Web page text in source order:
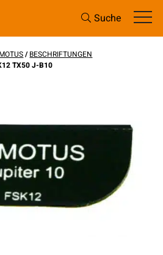
Suche
/BESCHRIFTUNGEN
TX50 J-B10